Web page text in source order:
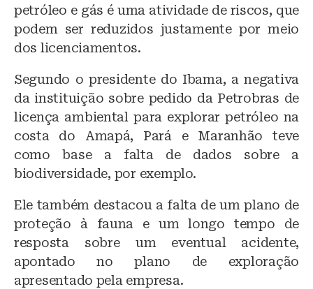
petróleo e gás é uma atividade de riscos, que
podem ser reduzidos justamente por meio
dos licenciamentos.
Segundo o presidente do Ibama, a negativa
da instituição sobre pedido da Petrobras de
licença ambiental para explorar petróleo na
costa do Amapá, Pará e Maranhão teve
como base a falta de dados sobre a
biodiversidade, por exemplo.
Ele também destacou a falta de um plano de
proteção à fauna e um longo tempo de
resposta sobre um eventual acidente,
apontado no plano de exploração
apresentado pela empresa.